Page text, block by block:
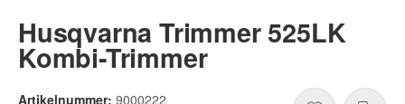
Husqvarna Trimmer 525LK
Kombi-Trimmer
Artikelnummer: 9000222